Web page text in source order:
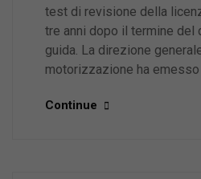
test di revisione della
tre anni dopo il termine del
guida. La direzione
motorizzazione ha
Continue